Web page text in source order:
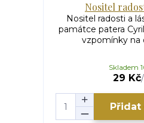
Nositel
Nositel radosti a
památce patera
vzpomínky na
29 Kč/
Skladem
Přidat